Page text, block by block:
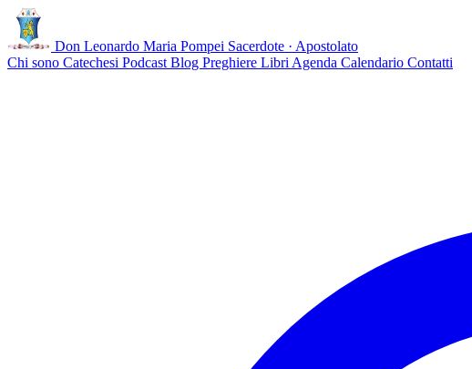
Don Leonardo Maria Pompei Sacerdote · Apostolato
Chi sono Catechesi Podcast Blog Preghiere Libri Agenda Calendario Contatti